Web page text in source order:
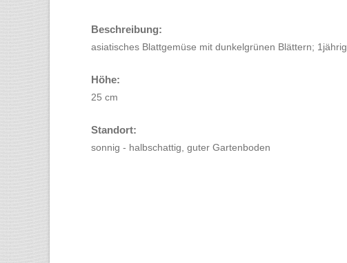
Beschreibung:
asiatisches Blattgemüse mit dunkelgrünen Blättern; 1jährig
Höhe:
25 cm
Standort:
sonnig - halbschattig, guter Gartenboden